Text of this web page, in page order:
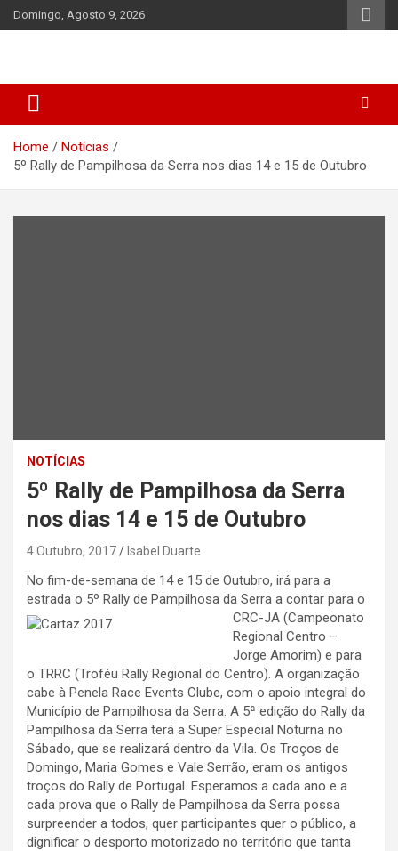
Skip
to
Domingo, Agosto 9, 2026
Home
Notícias
5º Rally de Pampilhosa da Serra nos dias 14 e 15 de Outubro
NOTÍCIAS
5º Rally de Pampilhosa da Serra
nos dias 14 e 15 de Outubro
4 Outubro, 2017 Isabel Duarte
No fim-de-semana de 14 e 15 de Outubro, irá para a
estrada o 5º Rally de Pampilhosa da Serra a contar para o
CRC-JA (Campeonato
Regional Centro –
Jorge Amorim) e para
o TRRC (Troféu Rally Regional do Centro). A organização
cabe à Penela Race Events Clube, com o apoio integral do
Município de Pampilhosa da Serra. A 5ª edição do Rally da
Pampilhosa da Serra terá a Super Especial Noturna no
Sábado, que se realizará dentro da Vila. Os Troços de
Domingo, Maria Gomes e Vale Serrão, eram os antigos
troços do Rally de Portugal. Esperamos a cada ano e a
cada prova que o Rally de Pampilhosa da Serra possa
surpreender a todos, quer participantes quer o público, a
dignificar o desporto motorizado no território que tanta